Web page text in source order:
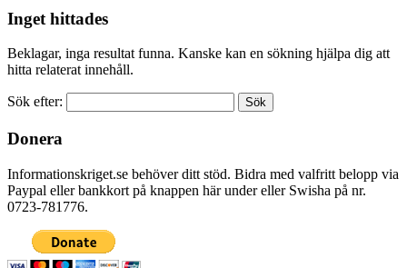
Inget hittades
Beklagar, inga resultat funna. Kanske kan en sökning hjälpa dig att
hitta relaterat innehåll.
Sök efter:
Donera
Informationskriget.se behöver ditt stöd. Bidra med valfritt belopp via
Paypal eller bankkort på knappen här under eller Swisha på nr.
0723-781776.